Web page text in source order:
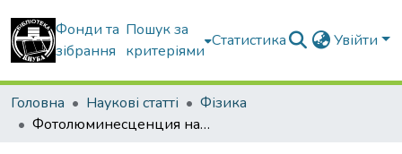
Фонди та
зібрання
Пошук за
критеріями
Статистика Увійти
Головна Наукові статті
Фізика
Фотолюминесценция нанокристаллов CdS на структурированных кремниевых подложках.